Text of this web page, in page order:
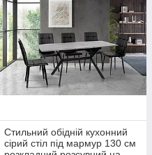
Стильний обідній кухонний
сірий стіл під мармур 130 см